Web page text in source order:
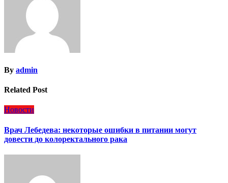
By admin
Related Post
Новости
Врач Лебедева: некоторые ошибки в питании могут
довести до колоректального рака